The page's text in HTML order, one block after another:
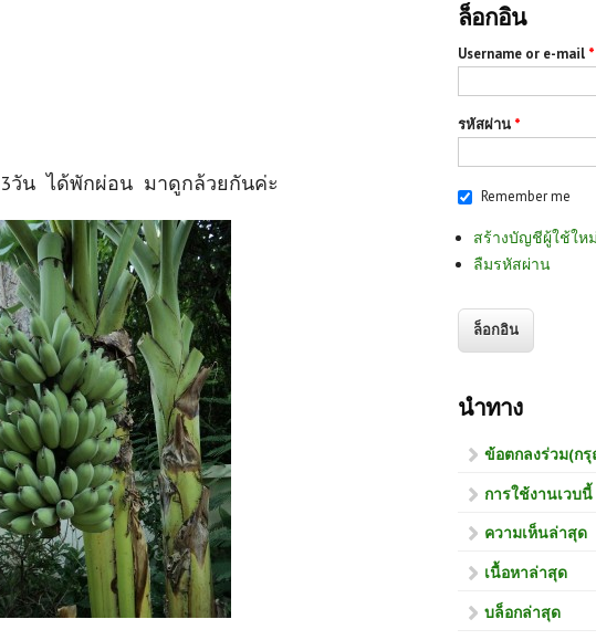
วัน ได้พักผ่อน มาดูกล้วยกันค่ะ
ล็อกอิน
Username or e-mail *
รหัสผ่าน *
Remember me
สร้างบัญชีผู้ใช้ใหม่
ลืมรหัสผ่าน
นำทาง
ข้อตกลงร่วม(ก
การใช้งานเวบนี้
ความเห็นล่าสุด
เนื้อหาล่าสุด
บล็อกล่าสุด